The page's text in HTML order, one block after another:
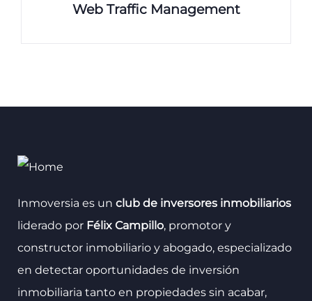
Web Traffic Management
Inmoversia es un club de inversores inmobiliarios
liderado por Félix Campillo, promotor y
constructor inmobiliario y abogado, especializado
en detectar oportunidades de inversión
inmobiliaria tanto en propiedades sin acabar,